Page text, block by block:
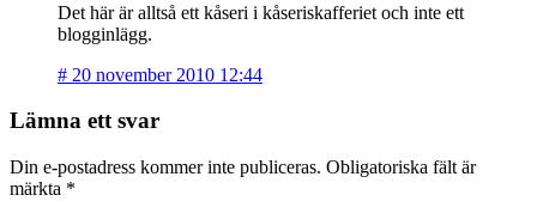
Det här är alltså ett kåseri i kåseriskafferiet och inte ett
blogginlägg.
# 20 november 2010 12:44
Lämna ett svar
Din e-postadress kommer inte publiceras. Obligatoriska fält är
märkta *